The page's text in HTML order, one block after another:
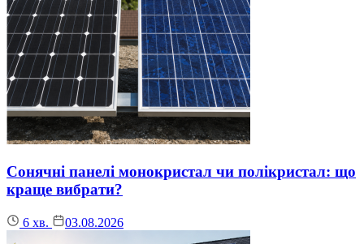
Сонячні панелі монокристал чи полікристал: що
краще вибрати?
6 хв. 03.08.2026